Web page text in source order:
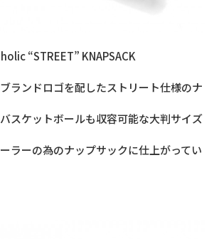
“STREET” KNAPSACK
ランドロゴを配したストリート仕様のナ
スケットボールも収容可能な大判サイズ
ラーの為のナップサックに仕上がってい